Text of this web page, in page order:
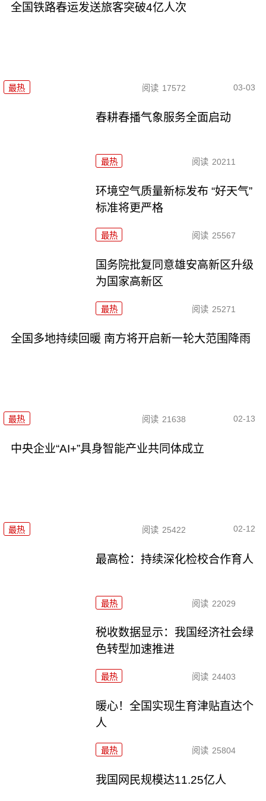
全国铁路春运发送旅客突破4亿人次
最热 阅读 17572 03-03
春耕春播气象服务全面启动
最热 阅读 20211
环境空气质量新标发布 “好天气”
标准将更严格
最热 阅读 25567
国务院批复同意雄安高新区升级
为国家高新区
最热 阅读 25271
全国多地持续回暖 南方将开启新一轮大范围降雨
最热 阅读 21638 02-13
中央企业“AI+”具身智能产业共同体成立
最热 阅读 25422 02-12
最高检：持续深化检校合作育人
最热 阅读 22029
税收数据显示：我国经济社会绿
色转型加速推进
最热 阅读 24403
暖心！全国实现生育津贴直达个
人
最热 阅读 25804
我国网民规模达11.25亿人